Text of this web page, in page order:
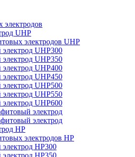
электродов
UHP
электродов UHP
UHP300
UHP350
UHP400
UHP450
UHP500
UHP550
UHP600
электрод
электрод
HP
электродов HP
HP300
HP350